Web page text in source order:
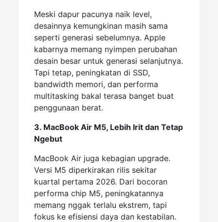
Meski dapur pacunya naik level,
desainnya kemungkinan masih sama
seperti generasi sebelumnya. Apple
kabarnya memang nyimpen perubahan
desain besar untuk generasi selanjutnya.
Tapi tetap, peningkatan di SSD,
bandwidth memori, dan performa
multitasking bakal terasa banget buat
penggunaan berat.
3. MacBook Air M5, Lebih Irit dan Tetap
Ngebut
MacBook Air juga kebagian upgrade.
Versi M5 diperkirakan rilis sekitar
kuartal pertama 2026. Dari bocoran
performa chip M5, peningkatannya
memang nggak terlalu ekstrem, tapi
fokus ke efisiensi daya dan kestabilan.